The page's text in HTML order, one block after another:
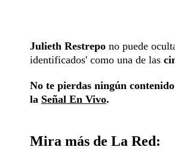
Julieth Restrepo no puede
identificados' como una de las
No te pierdas ningún
la Señal En Vivo.
Mira más de La Red: